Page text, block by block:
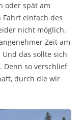
oder spät am
einfach des
nicht möglich.
Zeit am
das sollte sich
Denn so verschlief
durch die wir